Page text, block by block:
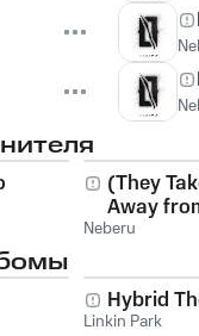
(They
Away
Inferiority
Neberu
Hybrid
Linkin Park